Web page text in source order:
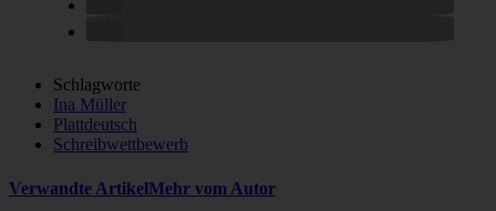
Schlagworte
Ina Müller
Plattdeutsch
Schreibwettbewerb
Verwandte ArtikelMehr vom Autor